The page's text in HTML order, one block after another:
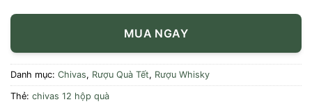
MUA NGAY
Danh mục: Chivas, Rượu Quà Tết, Rượu Whisky
Thẻ: chivas 12 hộp quà